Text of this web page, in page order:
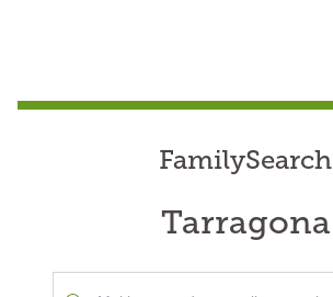
FamilySearch
Tarragona